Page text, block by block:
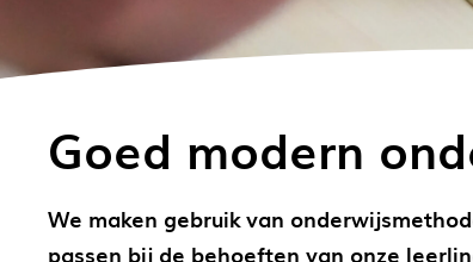
Goed modern
We maken gebruik van
passen bij de behoeften van onze